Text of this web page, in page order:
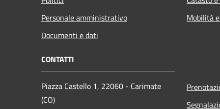
Personale amministrativo
Documenti e dati
Mobilità
CONTATTI
Piazza Castello 1, 22060 - Carimate
(CO)